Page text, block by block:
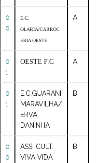
0
0
E.C.
OLARIA/CARROC
ERIA OESTE
A
0
1
OESTE F.C A
0
1
E.C.GUARANI
MARAVILHA/
ERVA
DANINHA
B
0
0
ASS. CULT.
VIVA VIDA
B